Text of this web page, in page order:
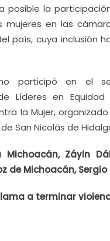
posible la
mujeres en las
país, cuya inclusión
participó en el
Líderes en
la Mujer,
San Nicolás de
Michoacán, Záyin
de Michoacán, Sergio
a terminar